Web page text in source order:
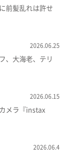
前髪乱れは許せ
2026.06.25
、大海老、テリ
2026.06.15
メラ『instax
2026.06.4